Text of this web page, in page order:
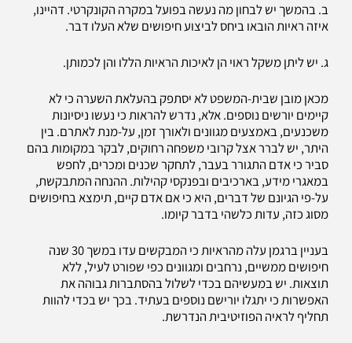
ב. בהמשך יש לבחון מה נעשה בפועל במקרה הקונקרטי. דהיינו,
איזה ראיות הובאו ביחס לביצוע חיפושים שלא העלו דבר.
ג. יש ליתן משקל ראוי הן לאיכות הראיות הללו והן לכמותן.
מכאן מובן שבית-המשפט לא יסתפק בהעלאת השערה כי לא
קיימים יורשים נוספים. אלא, נדרש להראות כי נעשו ניסיונות
משכנעים, באמצעים מגוונים ולאורך זמן, על-מנת לאתרם. בין
היתר, יש לברר אצל קרובי משפחה רחוקים, לבקר במקומות בהם
סביר כי אדם התגורר בעבר, לתחקר שכנים ומכרים, לחפש
במאגרי מידע, בארכיבים ובפנקסי קהילות. ההנחה המתבקשת,
על-פי הגיונם של דברים, היא כי אם אדם קיים, תימצא בחיפושים
מסוג כזה, עדות כלשהי בדבר קיומו.
בעניין ברגמן עלה מהראיות כי המבקשים עדו במשך 30 שנה
חיפושים ממשיים, נרחבים ומגוונים כפי שפורט לעיל, ללא
תוצאות. יש במעשיהם בכדי לשלול בהסתברות גבוהה את
האפשרות כי יתגלו יורישם נוספים בעתיד. בכך יש בכדי להוות
תחליף לראיה הפוזיטיבית הנדרשת.